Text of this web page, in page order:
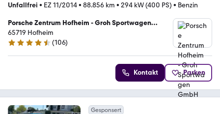
Unfallfrei • EZ 11/2014• 88.856 km • 294 kW (400 PS) • Benzin
Porsche Zentrum Hofheim - Groh Sportwagen
GmbH
65719 Hofheim
4.7 Sterne
(106)
Kontakt Parken
Gesponsert